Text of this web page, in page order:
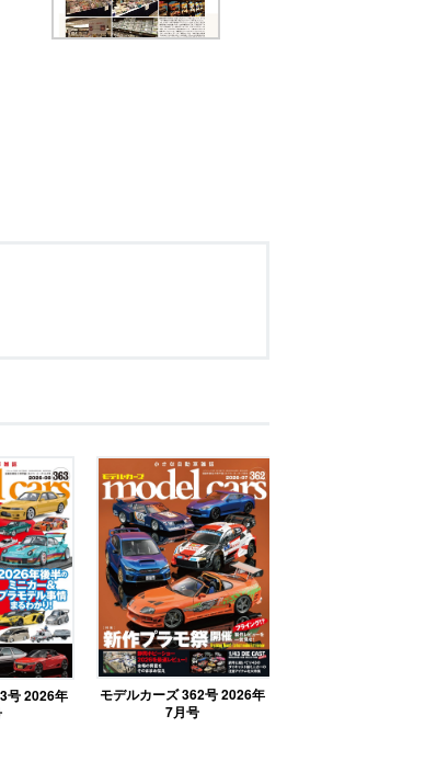
号 2026年
モデルカーズ 362号 2026年
7月号